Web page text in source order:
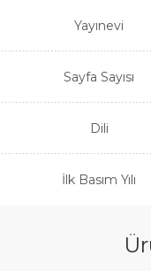
Yayınevi
Sayfa Sayısı
Dili
İlk Basım Yılı